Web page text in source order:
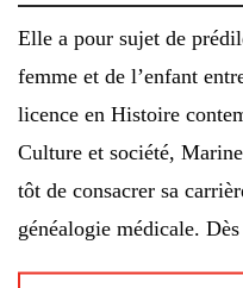
Elle a pour sujet de
femme et de l’enfant
licence en Histoire
Culture et société,
tôt de consacrer sa
généalogie médicale.